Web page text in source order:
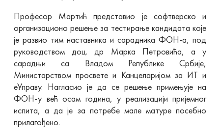
Професор Мартић представио је софтверско и
организационо решење за тестирање кандидата које
је развио тим наставника и сарадника ФОН-а, под
руководством доц. др Марка Петровића, а у
сарадњи са Владом Републике Србије,
Министарством просвете и Канцеларијом за ИТ и
еУправу. Нагласио је да се решење примењује на
ФОН-у већ осам година, у реализацији пријемног
испита, а да је за потребе мале матуре посебно
прилагођено.